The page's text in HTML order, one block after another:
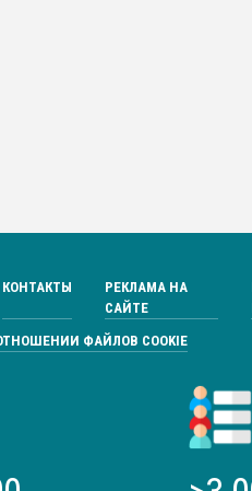
КОНТАКТЫ
РЕКЛАМА НА
САЙТЕ
ФАЙЛОВ COOKIE